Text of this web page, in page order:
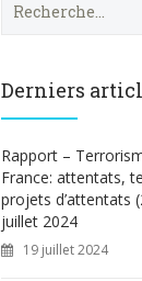
e
h
e
r
:
Derniers
Rapport –
France: attentats,
projets d’attentats
juillet 2024
19 juillet 2024